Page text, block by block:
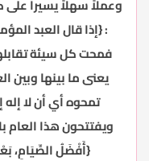
وعملاً سهلاً يسيراً
: {إذا قال العبد
فمحت كل سيئة
يعنى ما بينها
تمحوه أي أن لا إله
ويفتتحون هذا العام
{أَفْضَلُ الصِّيَامِ،